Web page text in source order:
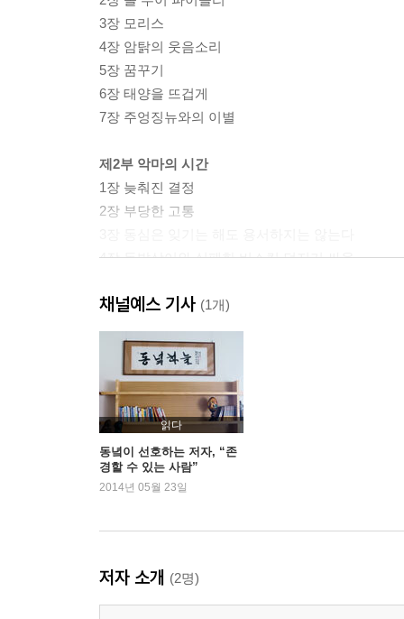
3장 모리스
4장 암탉의 웃음소리
5장 꿈꾸기
6장 태양을 뜨겁게
7장 주엉징뉴와의 이별
제2부 악마의 시간
1장 늦춰진 결정
2장 부당한 고통
4장 돔발상어와 실패한 비스킷 던지기 싸움
제3부 나의 꾸루루 두꺼비
1장 새로운 집, 차고 그리고 세베루바 아주머니
2장 마누엘 마샤두 숲
3장 아담이라고 부르는 나의 심장
4장 사랑
5장 거룩한 사랑의 훼방꾼
6장 별, 배 그리고 그리움
7장 이별
채널예스 기사 (1개)
읽다
동녘이 선호하는 저자, “존
경할 수 있는 사람”
2014년 05월 23일
저자 소개 (2명)